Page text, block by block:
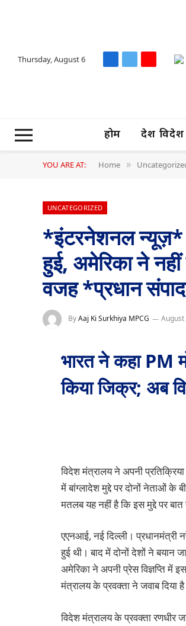
Thursday, August 6 Facebook
X
YouTube
होम देश विदेश
YOU ARE AT: Home »
UNCATEGORIZED
*इंटरनेशनल न्यूज़*
हुई, अमेरिका ने
वजह *प्रधान
ByAaj Ki Surkhiya MPCG August
भारत ने कहा PM
किया जिक्र; अब
विदेश मंत्रालय ने अपनी
में बांग्लादेश मुद्दे पर दोनों नेताओं के
मतलब यह नहीं है कि इस मुद्दे पर बात
एएनआई, नई दिल्ली। प्रधानमंत्री
हुई थी। बाद में दोनों देशों ने बयान
अमेरिका ने अपनी प्रेस विज्ञप्ति में
मंत्रालय के प्रवक्ता ने जवाब दिया
विदेश मंत्रालय के प्रवक्ता रणधीर